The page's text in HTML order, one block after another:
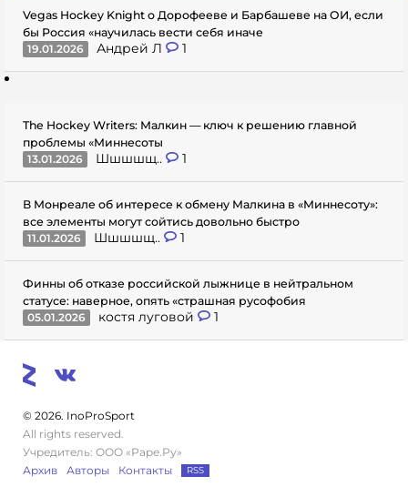
Vegas Hockey Knight о Дорофееве и Барбашеве на ОИ, если
бы Россия «научилась вести себя иначе
19.01.2026
Андрей Л 1
The Hockey Writers: Малкин — ключ к решению главной
проблемы «Миннесоты
13.01.2026
Шшшшщ.. 1
В Монреале об интересе к обмену Малкина в «Миннесоту»:
все элементы могут сойтись довольно быстро
11.01.2026
Шшшшщ.. 1
Финны об отказе российской лыжнице в нейтральном
статусе: наверное, опять «страшная русофобия
05.01.2026
костя луговой 1
© 2026. InoProSport
All rights reserved.
Учредитель: ООО «Раре.Ру»
Архив
Авторы Контакты RSS